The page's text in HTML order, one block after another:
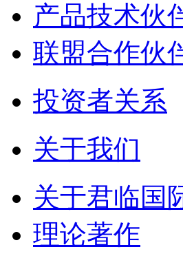
产品技术伙
联盟合作伙
投资者关系
关于我们
关于君临国
理论著作